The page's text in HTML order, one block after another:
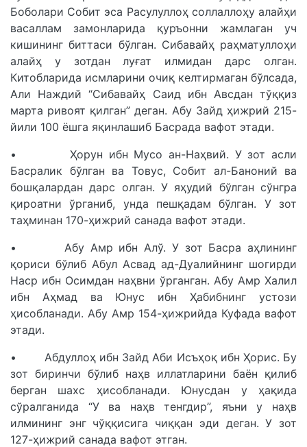
Боболари Собит эса Расулуллоҳ соллаллоҳу алайҳи
васаллам замонларида қуръонни жамлаган уч
кишининг биттаси бўлган. Сибавайҳ раҳматуллоҳи
алайҳ у зотдан луғат илмидан дарс олган.
Китобларида исмларини очиқ келтирмаган бўлсада,
Али Наждий “Сибавайҳ Саид ибн Авсдан тўққиз
марта ривоят қилган” деган. Абу Зайд ҳижрий 215-
йили 100 ёшга яқинлашиб Басрада вафот этади.
• Ҳорун ибн Мусо ан-Наҳвий. У зот асли
Басралик бўлган ва Товус, Собит ал-Баноний ва
бошқалардан дарс олган. У яҳудий бўлган сўнгра
қироатни ўрганиб, унда пешқадам бўлган. У зот
таҳминан 170-ҳижрий санада вафот этади.
• Абу Амр ибн Алў. У зот Басра аҳлининг
қориси бўлиб Абул Асвад ад-Дуалийнинг шогирди
Наср ибн Осимдан наҳвни ўрганган. Абу Амр Халил
ибн Аҳмад ва Юнус ибн Ҳабибнинг устози
ҳисобланади. Абу Амр 154-ҳижрийда Куфада вафот
этади.
• Абдуллоҳ ибн Зайд Аби Исъҳоқ ибн Ҳорис. Бу
зот биринчи бўлиб наҳв иллатларини баён қилиб
берган шахс ҳисобланади. Юнусдан у ҳақида
сўралганида “У ва наҳв тенгдир”, яъни у наҳв
илмининг энг чўққисига чиққан эди деган. У зот
127-ҳижрий санада вафот этган.